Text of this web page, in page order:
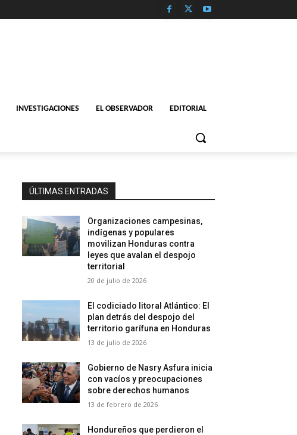
INVESTIGACIONES EL OBSERVADOR EDITORIAL
ÚLTIMAS ENTRADAS
Organizaciones campesinas,
indígenas y populares
movilizan Honduras contra
leyes que avalan el despojo
territorial
20 de julio de 2026
El codiciado litoral Atlántico: El
plan detrás del despojo del
territorio garífuna en Honduras
13 de julio de 2026
Gobierno de Nasry Asfura inicia
con vacíos y preocupaciones
sobre derechos humanos
13 de febrero de 2026
Hondureños que perdieron el